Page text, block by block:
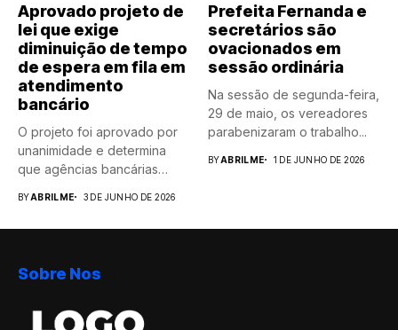
Aprovado projeto de
lei que exige
diminuição de tempo
de espera em fila em
atendimento
bancário
O projeto foi aprovado por
unanimidade e determina
que agências bancárias
BYABRILME 3 DE JUNHO DE 2026
Prefeita Fernanda e
secretários são
ovacionados em
sessão ordinária
Na sessão de segunda-feira,
29 de maio, os vereadores
parabenizaram o trabalho...
BYABRILME 1 DE JUNHO DE 2026
Sobre Nos